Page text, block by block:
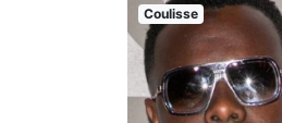
Coulisse